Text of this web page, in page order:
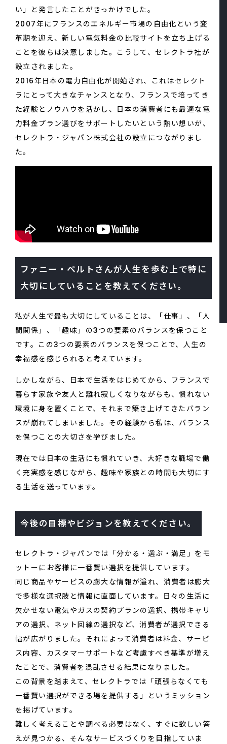
い」と発言したことがきっかけでした。
2007年にフランスのエネルギー市場の自由化という変
革期を迎え、新しい電気料金の比較サイトを立ち上げる
ことを彼らは決意しました。こうして、セレクトラ社が
設立されました。
2016年日本の電力自由化が開始され、これはセレクト
ラにとって大きなチャンスとなり、フランスで培ってき
た経験とノウハウを活かし、日本の消費者にも最適な電
力料金プラン選びをサポートしたいという熱い想いが、
セレクトラ・ジャパン株式会社の設立につながりまし
た。
ファニー・ベルトさんが人生を歩む上で特に
大切にしていることを教えてください。
私が人生で最も大切にしていることは、「仕事」、「人
間関係」、「趣味」の3つの要素のバランスを保つこと
です。この3つの要素のバランスを保つことで、人生の
幸福感を感じられると考えています。
しかしながら、日本で生活をはじめてから、フランスで
暮らす家族や友人と離れ寂しくなりながらも、慣れない
環境に身を置くことで、それまで築き上げてきたバラン
スが崩れてしまいました。その経験から私は、バランス
を保つことの大切さを学びました。
現在では日本の生活にも慣れていき、大好きな職場で働
く充実感を感じながら、趣味や家族との時間も大切にす
る生活を送っています。
今後の目標やビジョンを教えてください。
セレクトラ・ジャパンでは「分かる・選ぶ・満足」をモ
ットーにお客様に一番賢い選択を提供しています。
同じ商品やサービスの膨大な情報が溢れ、消費者は膨大
で多様な選択肢と情報に直面しています。日々の生活に
欠かせない電気やガスの契約プランの選択、携帯キャリ
アの選択、ネット回線の選択など、消費者が選択できる
幅が広がりました。それによって消費者は料金、サービ
ス内容、カスタマーサポートなど考慮すべき基準が増え
たことで、消費者を混乱させる結果になりました。
この背景を踏まえて、セレクトラでは「頑張らなくても
一番賢い選択ができる場を提供する」というミッション
を掲げています。
難しく考えることや調べる必要はなく、すぐに欲しい答
えが見つかる、そんなサービスづくりを目指していま